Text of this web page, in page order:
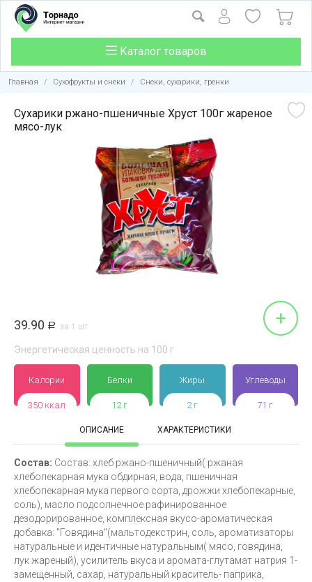
Каталог товаров
Главная / Сухофрукты и снеки / Снеки, сухарики, гренки
Сухарики ржано-пшеничные Хруст 100г жареное
мясо-лук
39.90 Р за 1 шт +
Энергетическая ценность на 100 г
Калории
350 ккал
Белки
12 г
Жиры
2 г
Углеводы
71 г
ОПИСАНИЕ ХАРАКТЕРИСТИКИ
Состав: Состав: хлеб ржано-пшеничный( ржаная
хлебопекарная мука обдирная, вода, пшеничная
хлебопекарная мука первого сорта, дрожжи хлебопекарные,
соль), масло подсолнечное рафинированное
дезодорированное, комплексная вкусо-ароматическая
добавка: "Говядина"(мальтодекстрин, соль, ароматизаторы
натуральные и идентичные натуральным( мясо, говядина,
лук жареный), усилитель вкуса и аромата-глутамат натрия 1-
замещенный, сахар, натуральный краситель- паприка,